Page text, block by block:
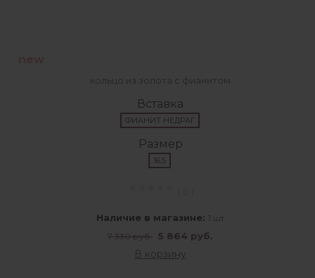
кольцо из золота с фианитом
Вставка
ФИАНИТ НЕДРАГ
Размер
16,5
Наличие в магазине: 1 шт
7 330 руб. 5 864 руб.
В корзину